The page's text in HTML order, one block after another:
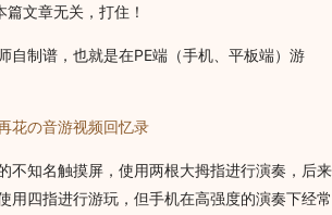
文章无关，打住！
自制谱，也就是在PE端（手机、平板端）游
花の音游视频回忆录
不知名触摸屏，使用两根大拇指进行演奏，后来
用四指进行游玩，但手机在高强度的演奏下经常